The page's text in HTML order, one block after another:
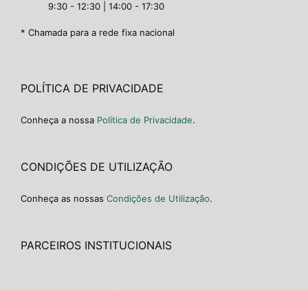
9:30 - 12:30 | 14:00 - 17:30
* Chamada para a rede fixa nacional
POLÍTICA DE PRIVACIDADE
Conheça a nossa Política de Privacidade.
CONDIÇÕES DE UTILIZAÇÃO
Conheça as nossas Condições de Utilização.
PARCEIROS INSTITUCIONAIS